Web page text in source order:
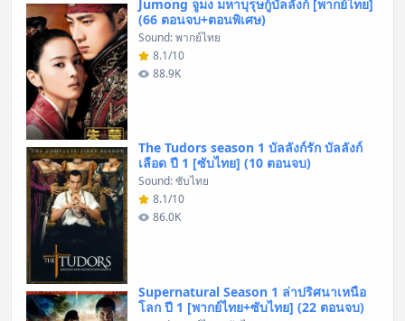
Jumong จูมง มหาบุรุษกู้บัลลังก์ [พากย์ไทย]
(66 ตอนจบ+ตอนพิเศษ)
Sound: พากย์ไทย
8.1/10
88.9K
The Tudors season 1 บัลลังก์รัก บัลลังก์
เลือด ปี 1 [ซับไทย] (10 ตอนจบ)
Sound: ซับไทย
8.1/10
86.0K
Supernatural Season 1 ล่าปริศนาเหนือ
โลก ปี 1 [พากย์ไทย+ซับไทย] (22 ตอนจบ)